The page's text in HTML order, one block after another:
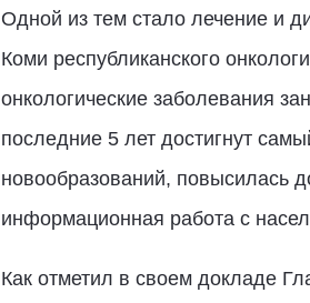
Одной из тем стало лечение и
Коми республиканского
онкологические заболевания
последние 5 лет достигнут
новообразований, повысилась
информационная работа с
Как отметил в своем докладе